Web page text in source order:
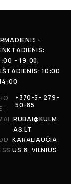
-
- 19:00,
10:00
+370-5- 279-
50-85
RUBAI@KULM
AS.LT
KARALIAUČIA
US 8, VILNIUS